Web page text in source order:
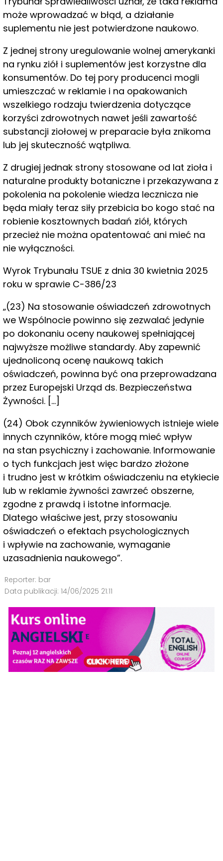
może wprowadzać w błąd, a działanie
suplementu nie jest potwierdzone naukowo.
Z jednej strony uregulowanie wolnej amerykanki
na rynku ziół i suplementów jest korzystne dla
konsumentów. Do tej pory producenci mogli
umieszczać w reklamie i na opakowanich
wszelkiego rodzaju twierdzenia dotyczące
korzyści zdrowotnych nawet jeśli zawartość
substancji ziołowej w preparacie była znikoma
lub jej skuteczność wątpliwa.
Z drugiej jednak strony stosowane od lat zioła i
naturalne produkty botaniczne i przekazywana z
pokolenia na pokolenie wiedza lecznicza nie
będa miały teraz siły przebicia bo kogo stać na
robienie kosztownych badań ziół, których
przecież nie można opatentować ani mieć na
nie wyłączności.
Wyrok Trybunału TSUE z dnia 30 kwietnia 2025
roku w sprawie C-386/23
„(23) Na stosowanie oświadczeń zdrowotnych
we Wspólnocie powinno się zezwalać jedynie
po dokonaniu oceny naukowej spełniającej
najwyższe możliwe standardy. Aby zapewnić
ujednoliconą ocenę naukową takich
oświadczeń, powinna być ona przeprowadzana
przez Europejski Urząd ds. Bezpieczeństwa
Żywności. […]
(24) Obok czynników żywieniowych istnieje wiele
innych czynników, które mogą mieć wpływ
na stan psychiczny i zachowanie. Informowanie
o tych funkcjach jest więc bardzo złożone
i trudno jest w krótkim oświadczeniu na etykiecie
lub w reklamie żywności zawrzeć obszerne,
zgodne z prawdą i istotne informacje.
Dlatego właściwe jest, przy stosowaniu
oświadczeń o efektach psychologicznych
i wpływie na zachowanie, wymaganie
uzasadnienia naukowego”.
Reporter: bar
Data publikacji: 14/06/2025 21:11